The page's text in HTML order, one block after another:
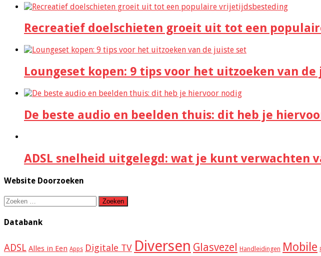
Recreatief doelschieten groeit uit tot een
Loungeset kopen: 9 tips voor het uitzoeken van
De beste audio en beelden thuis: dit heb je
ADSL snelheid uitgelegd: wat je kunt verwachten
Website Doorzoeken
Zoeken
Databank
ADSL Alles in Een Apps Digitale TV Diversen Glasvezel Handleidingen Mobile